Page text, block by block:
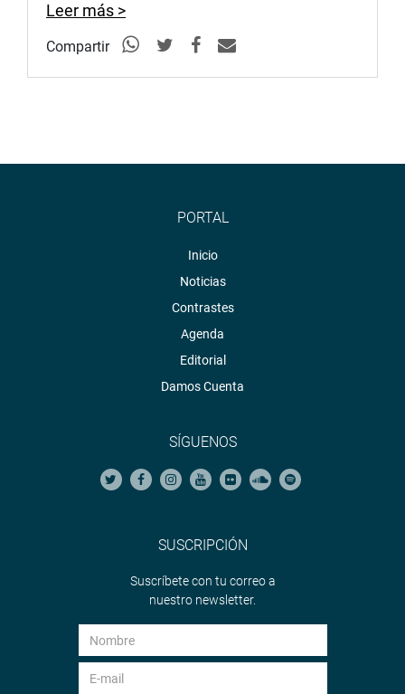
Leer más >
Compartir
PORTAL
Inicio
Noticias
Contrastes
Agenda
Editorial
Damos Cuenta
SÍGUENOS
SUSCRIPCIÓN
Suscríbete con tu correo a
nuestro newsletter.